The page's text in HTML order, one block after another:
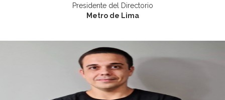
Presidente del Directorio
Metro de Lima